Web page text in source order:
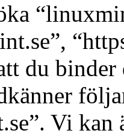
du
Vi kan